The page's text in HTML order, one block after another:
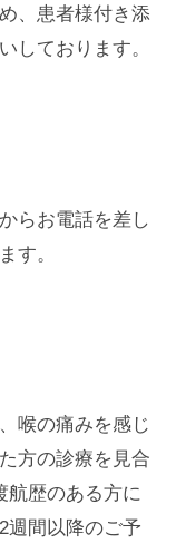
、患者様付き添
しております。
らお電話を差し
す。
喉の痛みを感じ
方の診療を見合
航歴のある方に
週間以降のご予